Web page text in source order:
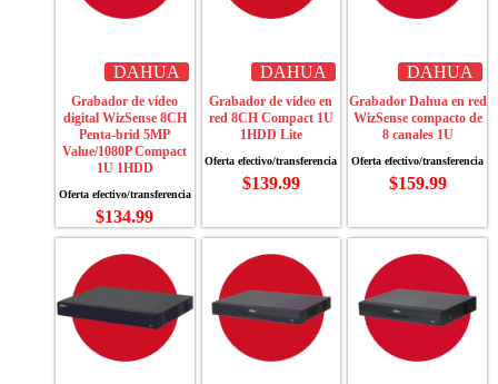
DAHUA
Grabador de vídeo
digital WizSense 8CH
Penta-brid 5MP
Value/1080P Compact
1U 1HDD
$134.99
DAHUA
Grabador de vídeo en
red 8CH Compact 1U
1HDD Lite
$139.99
DAHUA
Grabador Dahua en red
WizSense compacto de
8 canales 1U
$159.99